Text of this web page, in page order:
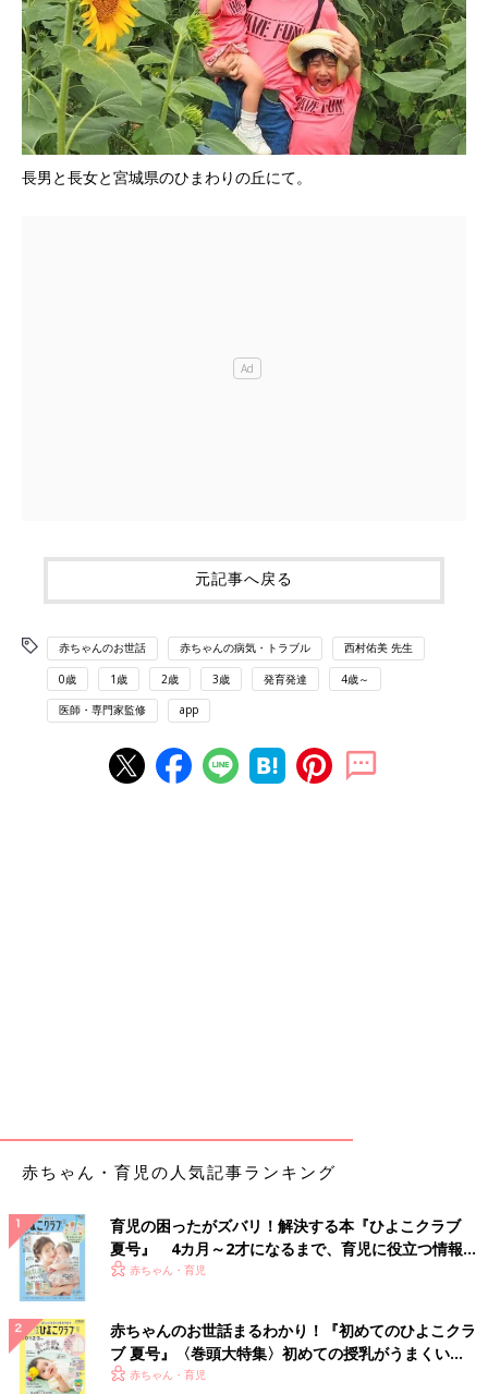
長男と長女と宮城県のひまわりの丘にて。
元記事へ戻る
赤ちゃんのお世話 赤ちゃんの病気・トラブル 西村佑美 先生
0歳 1歳 2歳 3歳 発育発達 4歳～
医師・専門家監修 app
赤ちゃん・育児の人気記事ランキング
育児の困ったがズバリ！解決する本『ひよこクラブ
夏号』 4カ月～2才になるまで、育児に役立つ情報が
いっぱい！
赤ちゃん・育児
赤ちゃんのお世話まるわかり！『初めてのひよこクラ
ブ 夏号』〈巻頭大特集〉初めての授乳がうまくい
く！ おっぱい・ミルクの基本と夏のトラブル 解決テ
赤ちゃん・育児